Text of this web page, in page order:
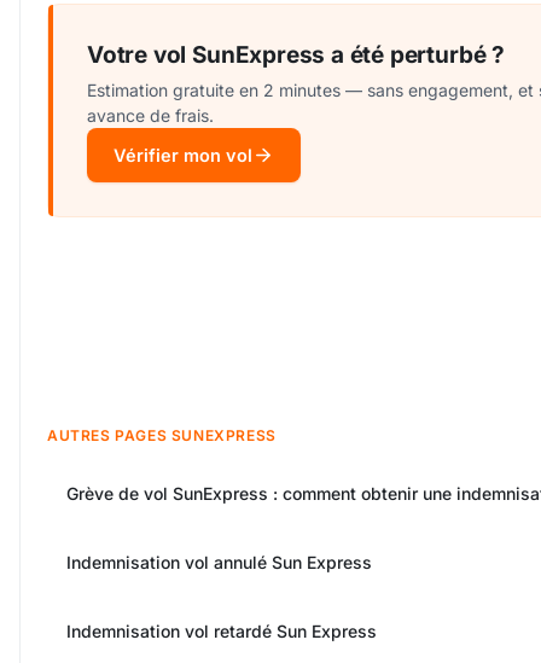
Votre vol SunExpress a été perturbé ?
Estimation gratuite en 2 minutes — sans engagement, et
avance de frais.
Vérifier mon vol
AUTRES PAGES SUNEXPRESS
Grève de vol SunExpress : comment obtenir une
Indemnisation vol annulé Sun Express
Indemnisation vol retardé Sun Express